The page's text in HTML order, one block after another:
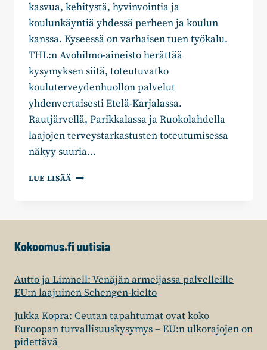
kasvua, kehitystä, hyvinvointia ja
koulunkäyntiä yhdessä perheen ja koulun
kanssa. Kyseessä on varhaisen tuen työkalu.
THL:n Avohilmo-aineisto herättää
kysymyksen siitä, toteutuvatko
kouluterveydenhuollon palvelut
yhdenvertaisesti Etelä-Karjalassa.
Rautjärvellä, Parikkalassa ja Ruokolahdella
laajojen terveystarkastusten toteutumisessa
näkyy suuria…
LUE LISÄÄ PETRI
JONOT
Kokoomus.fi uutisia
Autto ja Limnell: Venäjän armeijassa palvelleille
EU:n laajuinen Schengen-kielto
Jukka Kopra: Ceutan tapahtumat ovat koko
Euroopan turvallisuuskysymys – EU:n ulkorajojen on
pidettävä